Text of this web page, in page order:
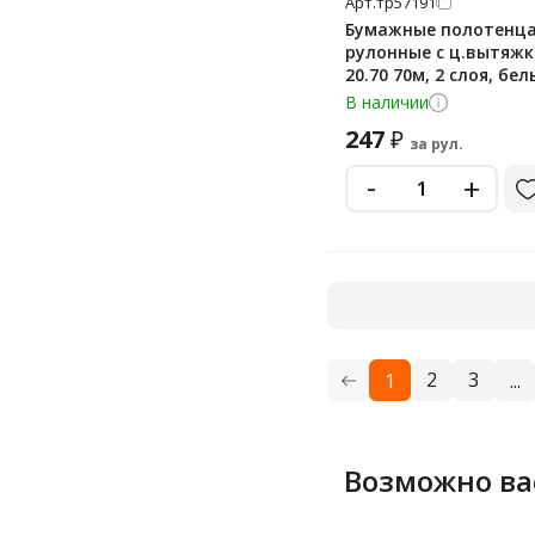
Бумажные
рулонные с
20.70 70м, 2 слоя,
В наличии
247₽ за рул.
- +
1 2 3 ...
Возможно